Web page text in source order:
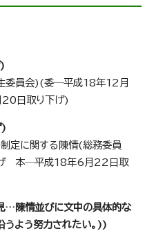
委員会)(委─平成18年12月
日取り下げ)
)
定に関する陳情(総務委員
本─平成18年6月22日取
…陳情並びに文中の具体的な
うよう努力されたい。))